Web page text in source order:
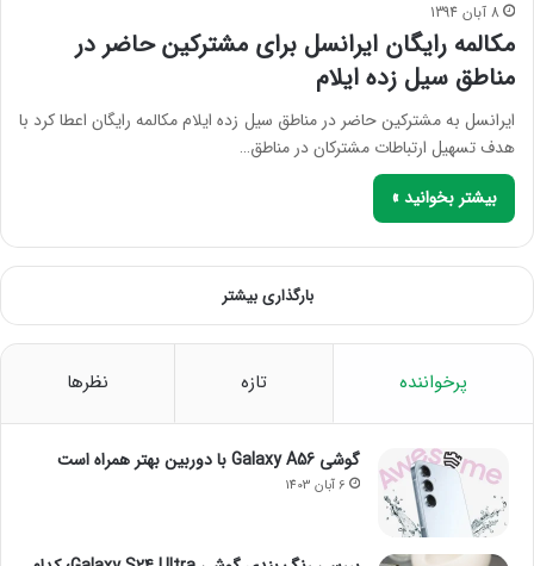
8 آبان 1394
مکالمه رایگان ایرانسل برای مشترکین حاضر در
مناطق سیل زده ایلام
ایرانسل به مشترکین حاضر در مناطق سیل زده ایلام مکالمه رایگان اعطا کرد با
هدف تسهیل ارتباطات مشترکان در مناطق…
بیشتر بخوانید »
بارگذاری بیشتر
پرخواننده تازه نظرها
گوشی Galaxy A56 با دوربین بهتر همراه است
6 آبان 1403